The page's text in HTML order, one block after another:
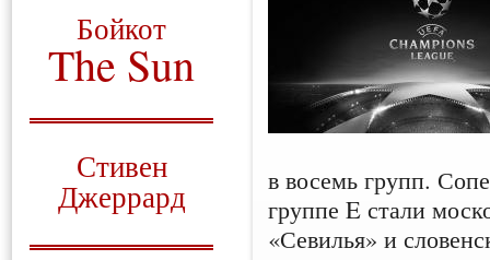
Бойкот
The Sun
Стивен
Джеррард
в восемь групп.
группе E стали
«Севилья» и